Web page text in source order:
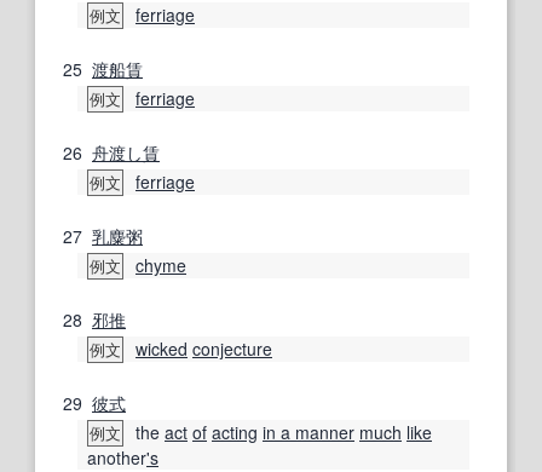
例文 ferriage
25 渡船賃
例文 ferriage
26 舟渡し賃
例文 ferriage
27 乳麋粥
例文 chyme
28 邪推
例文 wicked conjecture
29 彼式
例文 the act of acting in a manner much like
another's